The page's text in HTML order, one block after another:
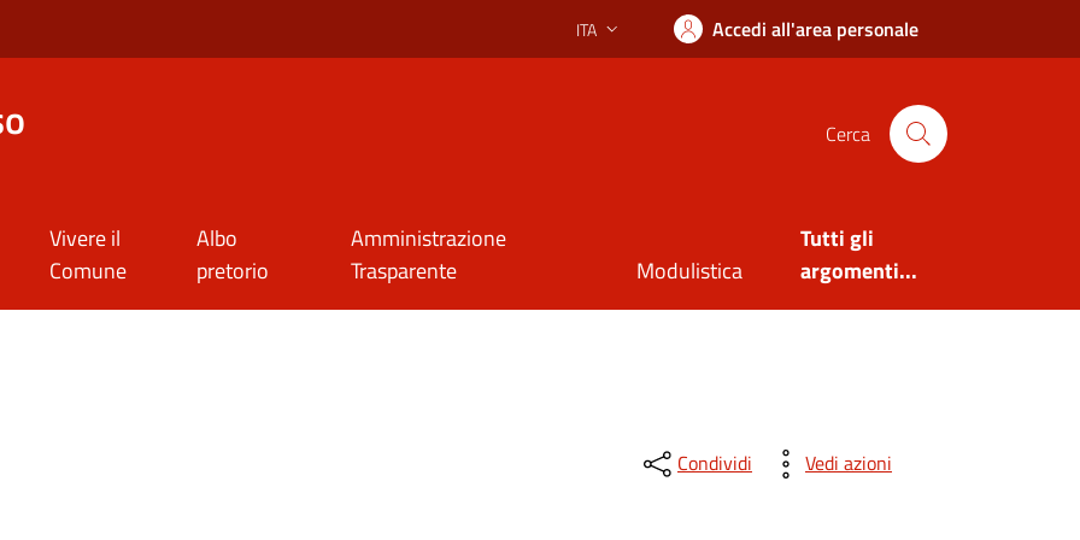
Lingua attiva:
ITA Accedi all'area personale
Cerca
Vivere il
Comune
Albo
pretorio
Amministrazione
Trasparente
Modulistica
Tutti gli
argomenti...
Condividi Vedi azioni